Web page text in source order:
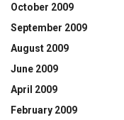
October 2009
September 2009
August 2009
June 2009
April 2009
February 2009